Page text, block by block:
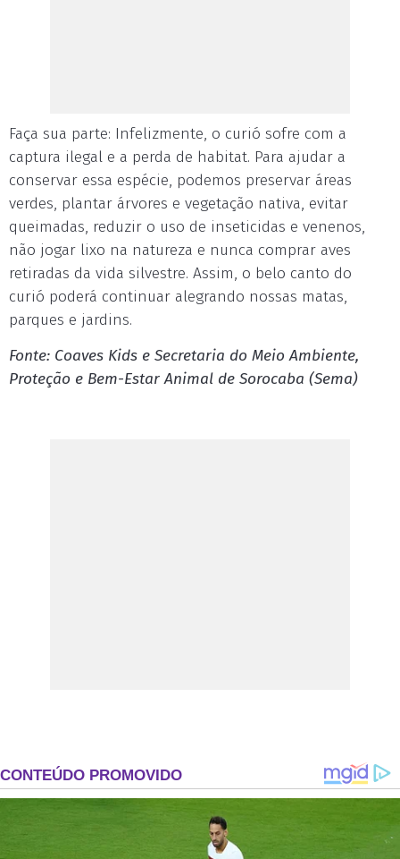
Faça sua parte: Infelizmente, o curió sofre com a
captura ilegal e a perda de habitat. Para ajudar a
conservar essa espécie, podemos preservar áreas
verdes, plantar árvores e vegetação nativa, evitar
queimadas, reduzir o uso de inseticidas e venenos,
não jogar lixo na natureza e nunca comprar aves
retiradas da vida silvestre. Assim, o belo canto do
curió poderá continuar alegrando nossas matas,
parques e jardins.
Fonte: Coaves Kids e Secretaria do Meio Ambiente,
Proteção e Bem-Estar Animal de Sorocaba (Sema)